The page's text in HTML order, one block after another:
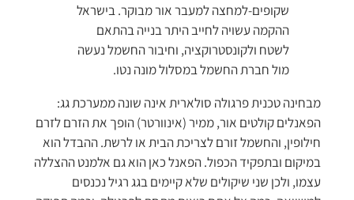
שקופים-למחצה למעבר אור מבוקר. בישראל
ההקמה עשויה לחייב היתר בנייה בהתאם
לשטח ולקונסטרוקציה, וחיבור החשמל נעשה
מול חברת החשמל במסלול מונה נטו.
מבחינה טכנית פרגולה סולארית אינה שונה ממערכת גג:
הפאנלים קולטים אור, ממיר (אינוורטר) הופך את הזרם לזרם
חילופין, והחשמל זורם לצריכת הבית או לרשת. ההבדל הוא
במיקום ובתפקיד הכפול. הפאנל כאן הוא גם אלמנט ההצללה
עצמו, ולכן שני שיקולים שלא קיימים בגג רגיל נכנסים